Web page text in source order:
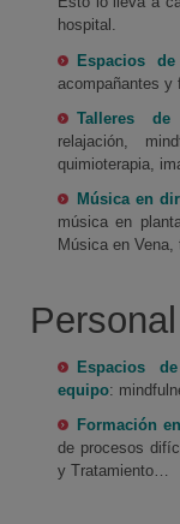
hospital.
Espacios
acompañantes y
Talleres
relajación,
quimioterapia,
Música en
música en
Música en
Espacios
equipo:
Formación
de procesos
y Tratamiento…